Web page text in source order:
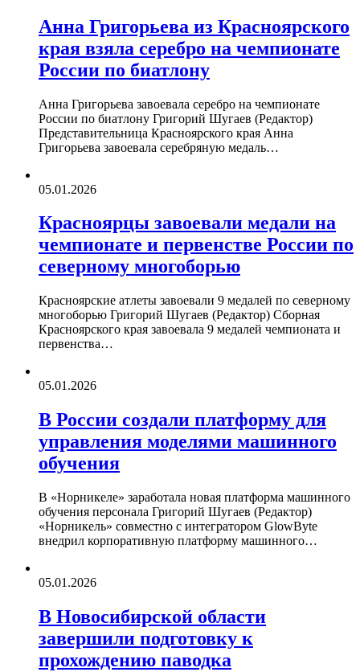
Анна Григорьева из Красноярского
края взяла серебро на чемпионате
России по биатлону
Анна Григорьева завоевала серебро на чемпионате
России по биатлону Григорий Шугаев (Редактор)
Представительница Красноярского края Анна
Григорьева завоевала серебряную медаль…
05.01.2026
Красноярцы завоевали медали на
чемпионате и первенстве России по
северному многоборью
Красноярские атлеты завоевали 9 медалей по северному
многоборью Григорий Шугаев (Редактор) Сборная
Красноярского края завоевала 9 медалей чемпионата и
первенства…
05.01.2026
В России создали платформу для
управления моделями машинного
обучения
В «Норникеле» заработала новая платформа машинного
обучения персонала Григорий Шугаев (Редактор)
«Норникель» совместно с интегратором GlowByte
внедрил корпоративную платформу машинного…
05.01.2026
В Новосибирской области
завершили подготовку к
прохождению паводка